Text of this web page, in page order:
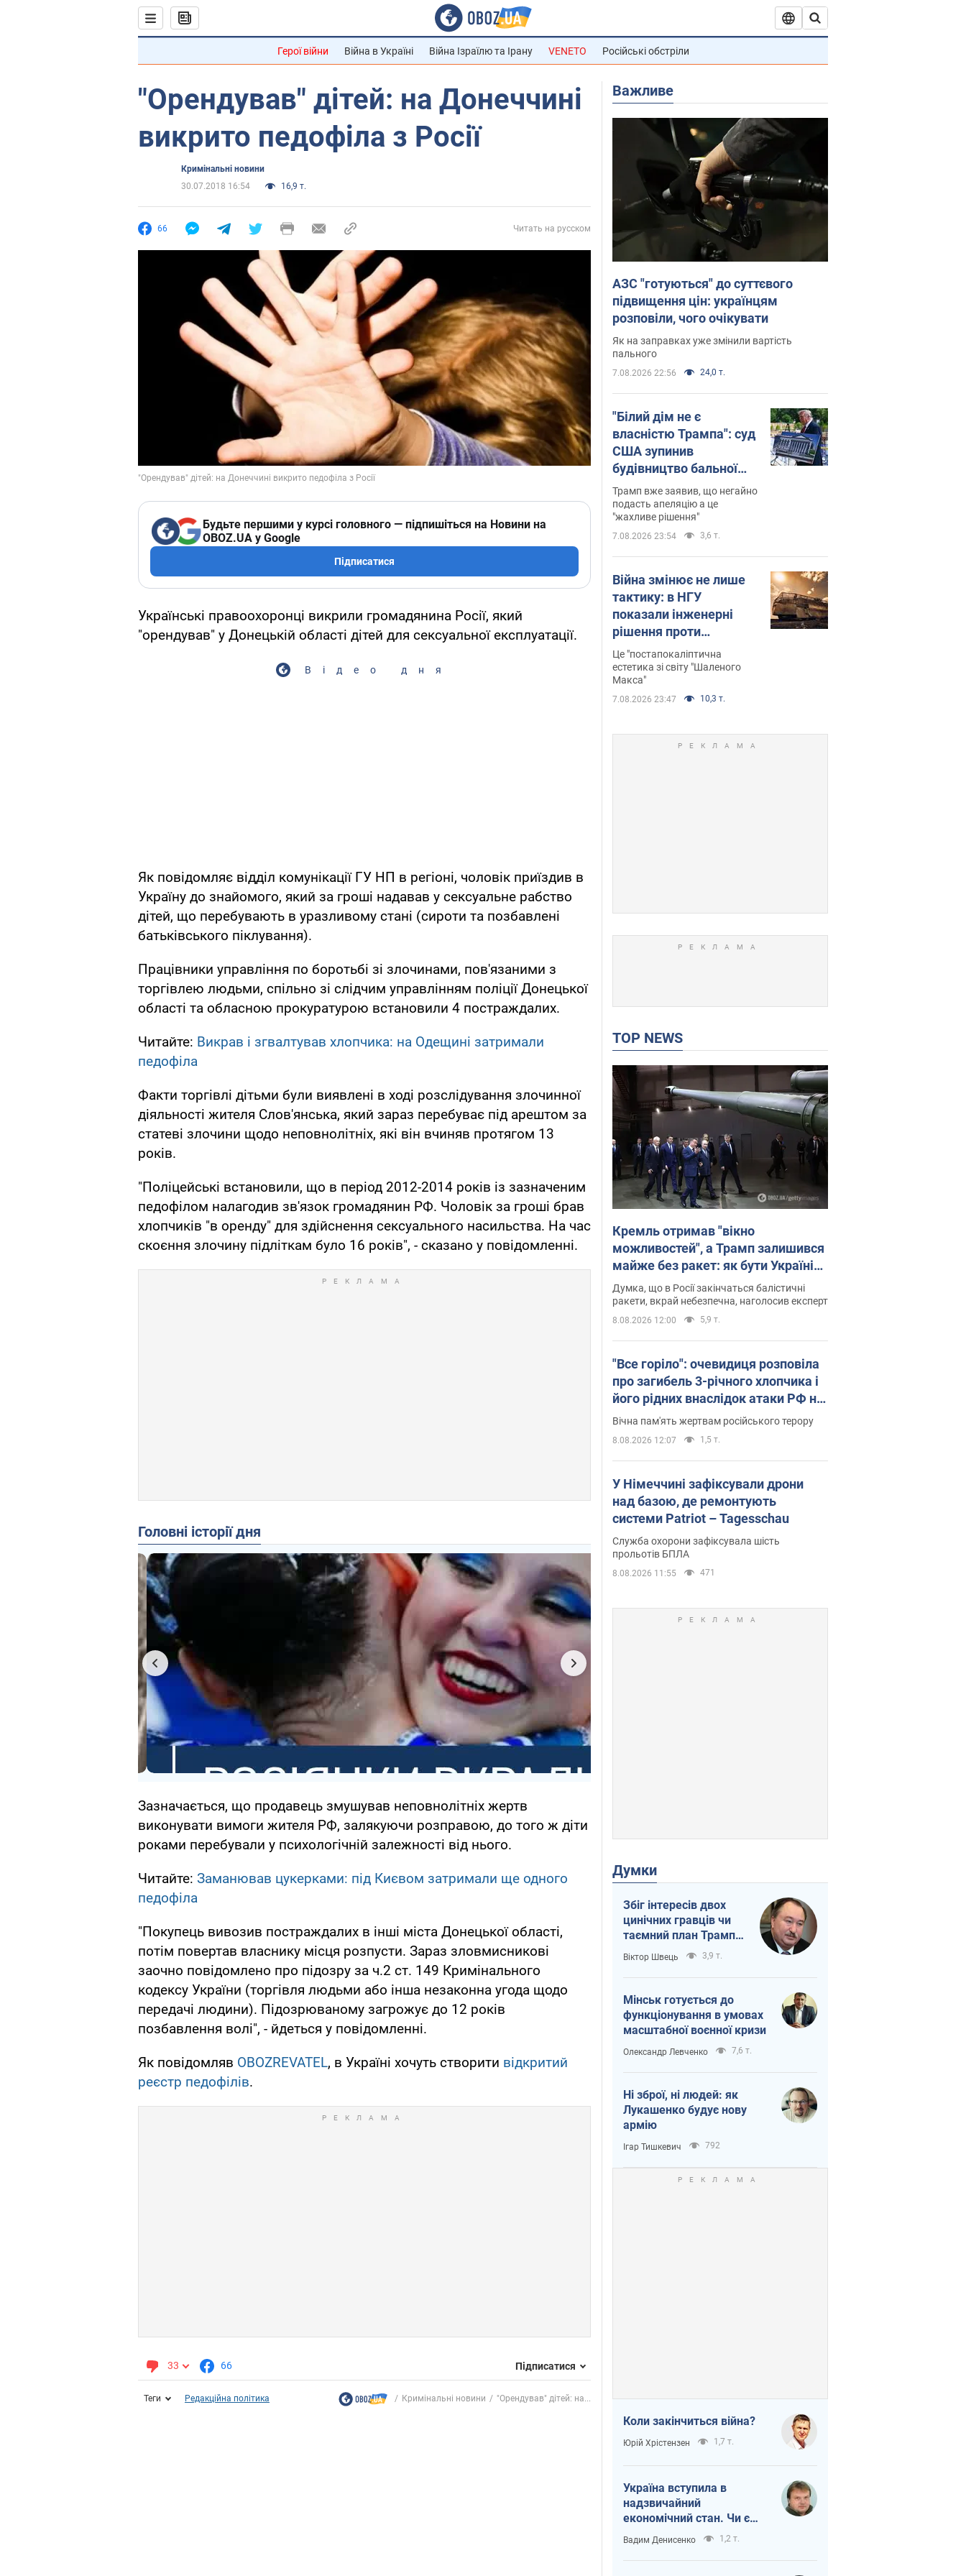
Герої війни Війна в Україні Війна Ізраїлю та Ірану VENETO Російські обстріли
"Орендував" дітей: на Донеччині
викрито педофіла з Росії
Кримінальні новини
30.07.2018 16:54
16,9 т.
66 Читать на русском
Будьте першими у курсі головного — підпишіться на Новини на
OBOZ.UA у Google
Підписатися
Українські правоохоронці викрили громадянина Росії, який
"орендував" у Донецькій області дітей для сексуальної експлуатації.
Відео дня
Як повідомляє відділ комунікації ГУ НП в регіоні, чоловік приїздив в
Україну до знайомого, який за гроші надавав у сексуальне рабство
дітей, що перебувають в уразливому стані (сироти та позбавлені
батьківського піклування).
Працівники управління по боротьбі зі злочинами, пов'язаними з
торгівлею людьми, спільно зі слідчим управлінням поліції Донецької
області та обласною прокуратурою встановили 4 постраждалих.
Читайте: Викрав і згвалтував хлопчика: на Одещині затримали
педофіла
Факти торгівлі дітьми були виявлені в ході розслідування злочинної
діяльності жителя Слов'янська, який зараз перебуває під арештом за
статеві злочини щодо неповнолітніх, які він вчиняв протягом 13
років.
"Поліцейські встановили, що в період 2012-2014 років із зазначеним
педофілом налагодив зв'язок громадянин РФ. Чоловік за гроші брав
хлопчиків "в оренду" для здійснення сексуального насильства. На час
скоєння злочину підліткам було 16 років", - сказано у повідомленні.
Головні історії дня
Зазначається, що продавець змушував неповнолітніх жертв
виконувати вимоги жителя РФ, залякуючи розправою, до того ж діти
роками перебували у психологічній залежності від нього.
Читайте: Заманював цукерками: під Києвом затримали ще одного
педофіла
"Покупець вивозив постраждалих в інші міста Донецької області,
потім повертав власнику місця розпусти. Зараз зловмисникові
заочно повідомлено про підозру за ч.2 ст. 149 Кримінального
кодексу України (торгівля людьми або інша незаконна угода щодо
передачі людини). Підозрюваному загрожує до 12 років
позбавлення волі", - йдеться у повідомленні.
Як повідомляв OBOZREVATEL, в Україні хочуть створити відкритий
реєстр педофілів.
33 66 Підписатися
Теги Редакційна політика Кримінальні новини "Орендував" дітей: на...
Важливе
АЗС "готуються" до суттєвого
підвищення цін: українцям
розповіли, чого очікувати
Як на заправках уже змінили вартість
пального
7.08.2026 22:56 24,0 т.
"Білий дім не є
власністю Трампа": суд
США зупинив
будівництво бальної
зали за $400 млн
Трамп вже заявив, що негайно
подасть апеляцію а це
"жахливе рішення"
7.08.2026 23:54 3,6 т.
Війна змінює не лише
тактику: в НГУ
показали інженерні
рішення проти
російських FPV-дронів.
Фото
Це "постапокаліптична
естетика зі світу "Шаленого
Макса"
7.08.2026 23:47 10,3 т.
TOP NEWS
Кремль отримав "вікно
можливостей", а Трамп залишився
майже без ракет: як бути Україні?
Інтерв’ю з Мельником
Думка, що в Росії закінчаться балістичні
ракети, вкрай небезпечна, наголосив експерт
8.08.2026 12:00 5,9 т.
"Все горіло": очевидиця розповіла
про загибель 3-річного хлопчика і
його рідних внаслідок атаки РФ на
Київщину. Відео та фото
Вічна пам'ять жертвам російського терору
8.08.2026 12:07 1,5 т.
У Німеччині зафіксували дрони
над базою, де ремонтують
системи Patriot – Tagesschau
Служба охорони зафіксувала шість
прольотів БПЛА
8.08.2026 11:55 471
Думки
Збіг інтересів двох
цинічних гравців чи
таємний план Трампа
і Путіна?
Віктор Швець 3,9 т.
Мінськ готується до
функціонування в умовах
масштабної воєнної кризи
Олександр Левченко 7,6 т.
Ні зброї, ні людей: як
Лукашенко будує нову
армію
Ігар Тишкевич 792
Коли закінчиться війна?
Юрій Хрістензен 1,7 т.
Україна вступила в
надзвичайний
економічний стан. Чи є
світло вкінці тунелю?
Вадим Денисенко 1,2 т.